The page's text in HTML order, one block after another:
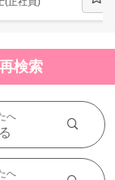
検索
へ
へ